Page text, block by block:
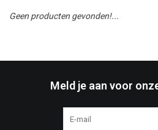
Schoenen
Geen producten gevonden!...
Meld je aan voor